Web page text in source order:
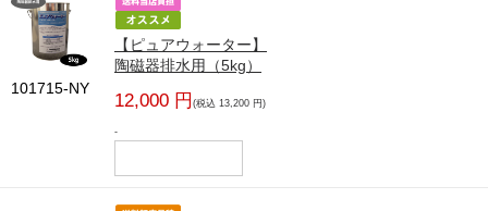
101715-NY
【ピュアウォーター】
陶磁器排水用（5kg）
12,000 円 (税込 13,200 円)
-